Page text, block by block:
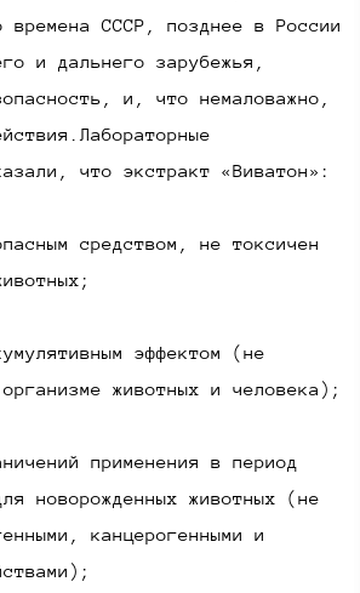
времена СССР, позднее в России
и дальнего зарубежья,
и, что немаловажно,
что экстракт «Виватон»:
средством, не токсичен
эффектом (не
животных и человека);
применения в период
новорожденных животных (не
канцерогенными и